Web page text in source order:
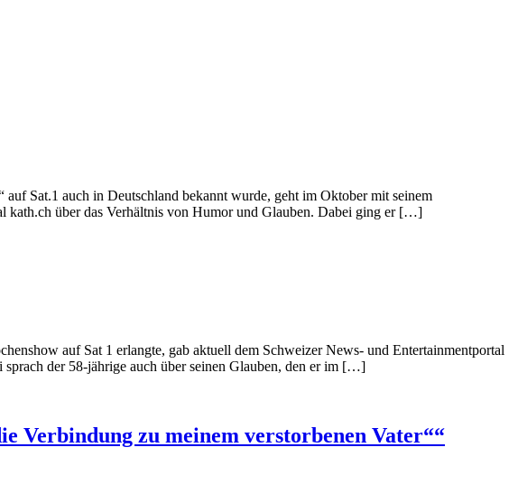
Sat.1 auch in Deutschland bekannt wurde, geht im Oktober mit seinem
kath.ch über das Verhältnis von Humor und Glauben. Dabei ging er […]
auf Sat 1 erlangte, gab aktuell dem Schweizer News- und Entertainmentportal
sprach der 58-jährige auch über seinen Glauben, den er im […]
Verbindung zu meinem verstorbenen Vater““